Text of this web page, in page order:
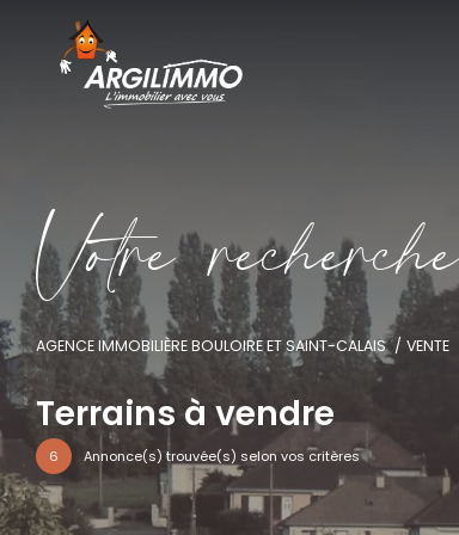
Votre recherche
AGENCE IMMOBILIÈRE BOULOIRE ET SAINT-CALAIS VENTE
Terrains à vendre
6 Annonce(s) trouvée(s) selon vos critères